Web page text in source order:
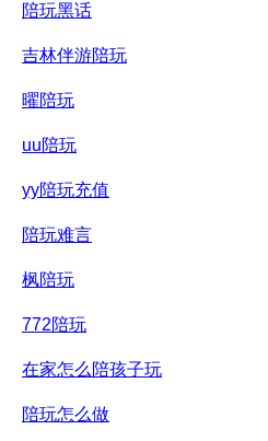
陪玩黑话
吉林伴游陪玩
曜陪玩
uu陪玩
yy陪玩充值
陪玩难言
枫陪玩
772陪玩
在家怎么陪孩子玩
陪玩怎么做